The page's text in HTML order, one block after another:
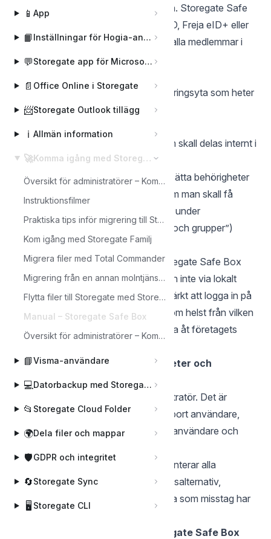
📱 App
📙 Inställningar för Hogia-användare
💬 Storegate app för Microsoft Teams
📄 Office Online i Storegate
📨Storegate Outlook tillägg
ℹ️ Allmän information
🚀 Komma igång med Storegate
Översikt för administratörer – Komma igång
Instruktionsfilmer
Praktiska tips inför migrering till Storegate
Kom igång med Storegate Familj
Migrera filer med Total Commander
Migrering från en annan molntjänst till Storegate Multi
Flytta filer till Storegate med Storegate Cloud folder
Manual – Storegate Safe Box
Översikt för administratörer – Komma igång med Storegate
📘Visma-användare
💻 Datorbackup med Storegate Online Backup
📂 Storegate Cloud Folder
🌍Dela filer och mappar
🛡️GDPR och integritet
🔄Storegate Sync
🖥️ Storegate CLI
på eID-verifiering för åtkomst till data. Storegate Safe
Box säkerställer, med hjälp av BankID, Freja eID+ eller
SITHS-kort, identiteten till 100% på alla medlemmar i
gruppen.
Storegate Safe Box består av en lagringsyta som heter
Gemensamma Filer:
Här lägger ni de filer och mappar som skall delas internt i
teamet.
Administratören i teamet kan sedan sätta behörigheter
för olika medlemmar i teamet, t.ex. om man skall få
tillgång till en mapp eller inte. (läs mer under
”Administrera användare, rättigheter och grupper”)
Programvara
Storegate via webben– Med Storegate Safe Box
arbetar man direkt i sin webläsare och inte via lokalt
installerad programvara. Det går utmärkt att logga in på
lagringsytan via vilken webbläsare som helst från vilken
dator som helst via eID för att komma åt företagets
Administrera användare, rättigheter och
grupper
Varje teamkonto har alltid en administratör. Det är
administratören som skapar eller tar bort användare,
skapar grupper, sätter rättigheter för användare och
Vidare är det administratören som hanterar alla
inställningar för kontot som betalningsalternativ,
kundinformation, återställning av data som misstag har
Rollen som Administratör i Storegate Safe Box